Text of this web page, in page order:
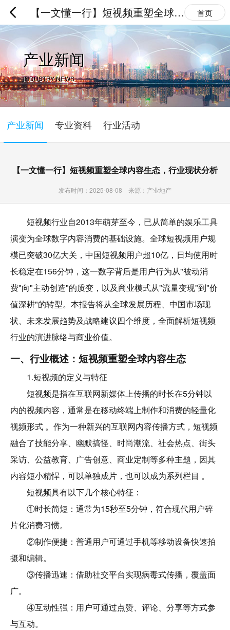
首页
【一文懂一行】短视频重塑全球内
容生态，行业现状分析
产业新闻
INDUSTRY NEWS
产业新闻 专业资料 行业活动
【一文懂一行】短视频重塑全球内容生态，行业现状分析
发布时间：2025-08-08 来源：产业地产
短视频行业自2013年萌芽至今，已从简单的娱乐工具
演变为全球数字内容消费的基础设施。全球短视频用户规
模已突破30亿大关，中国短视频用户超10亿，日均使用时
长稳定在156分钟，这一数字背后是用户行为从"被动消
费"向"主动创造"的质变，以及商业模式从"流量变现"到"价
值深耕"的转型。本报告将从全球发展历程、中国市场现
状、未来发展趋势及战略建议四个维度，全面解析短视频
行业的演进脉络与商业价值。
一、行业概述：短视频重塑全球内容生态
1.短视频的定义与特征
短视频是指在互联网新媒体上传播的时长在5分钟以
内的视频内容，通常是在移动终端上制作和消费的轻量化
视频形式 。作为一种新兴的互联网内容传播方式，短视频
融合了技能分享、幽默搞怪、时尚潮流、社会热点、街头
采访、公益教育、广告创意、商业定制等多种主题，因其
内容短小精悍，可以单独成片，也可以成为系列栏目 。
短视频具有以下几个核心特征：
①时长简短：通常为15秒至5分钟，符合现代用户碎
片化消费习惯。
②制作便捷：普通用户可通过手机等移动设备快速拍
摄和编辑。
③传播迅速：借助社交平台实现病毒式传播，覆盖面
广。
④互动性强：用户可通过点赞、评论、分享等方式参
与互动。